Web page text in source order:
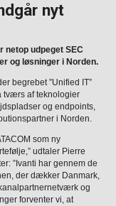
nyt
netop udpeget SEC
og løsninger i Norden.
begrebet ”Unified IT”
tværs af teknologier
og endpoints,
i Norden.
som ny
udtaler Pierre
”Ivanti har gennem de
der dækker Danmark,
og
forventer vi, at